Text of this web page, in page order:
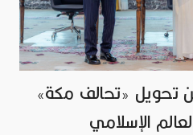
تحويل «تحالف مكة»
الإسلامي